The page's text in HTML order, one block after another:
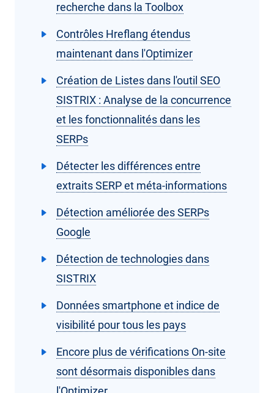
recherche dans la Toolbox
Contrôles Hreflang étendus
maintenant dans l'Optimizer
Création de Listes dans l'outil SEO
SISTRIX : Analyse de la concurrence
et les fonctionnalités dans les
SERPs
Détecter les différences entre
extraits SERP et méta-informations
Détection améliorée des SERPs
Google
Détection de technologies dans
SISTRIX
Données smartphone et indice de
visibilité pour tous les pays
Encore plus de vérifications On-site
sont désormais disponibles dans